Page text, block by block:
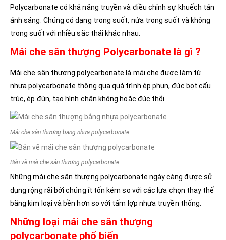
Polycarbonate có khả năng truyền và điều chỉnh sự khuếch tán
ánh sáng. Chúng có dạng trong suốt, nửa trong suốt và không
trong suốt với nhiều sắc thái khác nhau.
Mái che sân thượng Polycarbonate là gì ?
Mái che sân thượng polycarbonate là mái che được làm từ
nhựa polycarbonate thông qua quá trình ép phun, đúc bọt cấu
trúc, ép đùn, tạo hình chân không hoặc đúc thổi.
Mái che sân thượng bằng nhựa polycarbonate
Bản vẽ mái che sân thượng polycarbonate
Những mái che sân thượng polycarbonate ngày càng được sử
dụng rộng rãi bởi chúng ít tốn kém so với các lựa chọn thay thế
bằng kim loại và bền hơn so với tấm lợp nhựa truyền thống.
Những loại mái che sân thượng
polycarbonate phổ biến